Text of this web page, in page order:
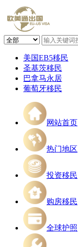
美国EB5移民
圣基茨移民
巴拿马永居
葡萄牙移民
网站首页
热门地区
投资移民
购房移民
全球护照